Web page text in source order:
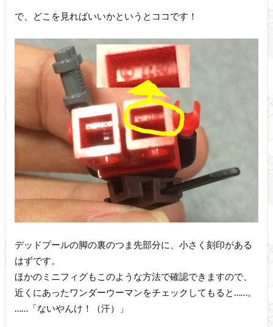
で、どこを見ればいいかというとココです！
デッドプールの脚の裏のつま先部分に、小さく刻印がある
はずです。
ほかのミニフィグもこのような方法で確認できますので、
近くにあったワンダーウーマンをチェックしてもると……。
……「ないやんけ！（汗）」